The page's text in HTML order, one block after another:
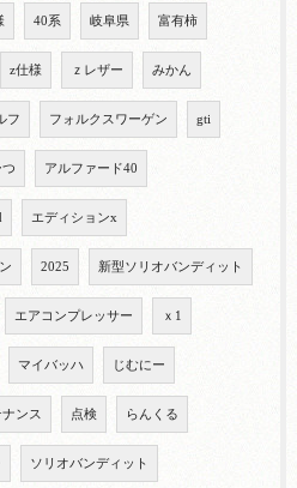
40系 岐阜県 富有柿
z仕様 ｚレザー みかん
フ フォルクスワーゲン gti
アルファード40
エディションx
2025 新型ソリオバンディット
エアコンプレッサー ｘ1
マイバッハ じむにー
ナンス 点検 らんくる
ソリオバンディット